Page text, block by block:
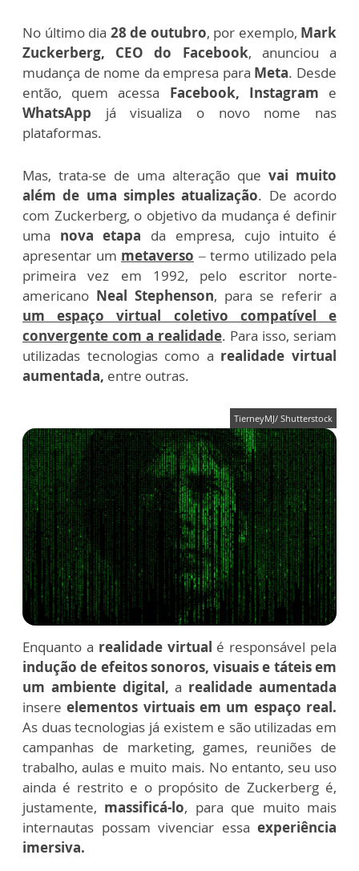
No último dia 28 de outubro, por exemplo, Mark
Zuckerberg, CEO do Facebook, anunciou a
mudança de nome da empresa para Meta. Desde
então, quem acessa Facebook, Instagram e
WhatsApp já visualiza o novo nome nas
plataformas.
Mas, trata-se de uma alteração que vai muito
além de uma simples atualização. De acordo
com Zuckerberg, o objetivo da mudança é definir
uma nova etapa da empresa, cujo intuito é
apresentar um metaverso – termo utilizado pela
primeira vez em 1992, pelo escritor norte-
americano Neal Stephenson, para se referir a
um espaço virtual coletivo compatível e
convergente com a realidade. Para isso, seriam
utilizadas tecnologias como a realidade virtual
aumentada, entre outras.
TierneyMJ/ Shutterstock
Enquanto a realidade virtual é responsável pela
indução de efeitos sonoros, visuais e táteis em
um ambiente digital, a realidade aumentada
insereelementos virtuais em um espaço real.
As duas tecnologias já existem e são utilizadas em
campanhas de marketing, games, reuniões de
trabalho, aulas e muito mais. No entanto, seu uso
ainda é restrito e o propósito de Zuckerberg é,
justamente, massificá-lo, para que muito mais
internautas possam vivenciar essa experiência
imersiva.